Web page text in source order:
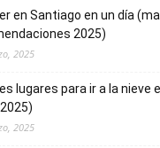
en Santiago en un día
2025)
2025
lugares para ir a la nieve
2025